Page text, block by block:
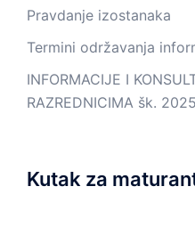
Pravdanje izostanaka
Termini održavanja
INFORMACIJE I
RAZREDNICIMA šk.
Kutak za